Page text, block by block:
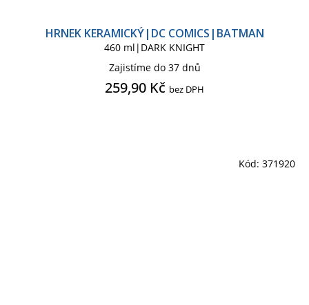
HRNEK KERAMICKÝ|DC COMICS|BATMAN
460 ml|DARK KNIGHT
Zajistíme do 37 dnů
259,90 Kč bez DPH
Kód: 371920